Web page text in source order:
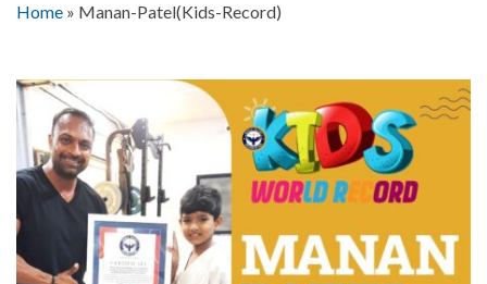
Home » Manan-Patel(Kids-Record)